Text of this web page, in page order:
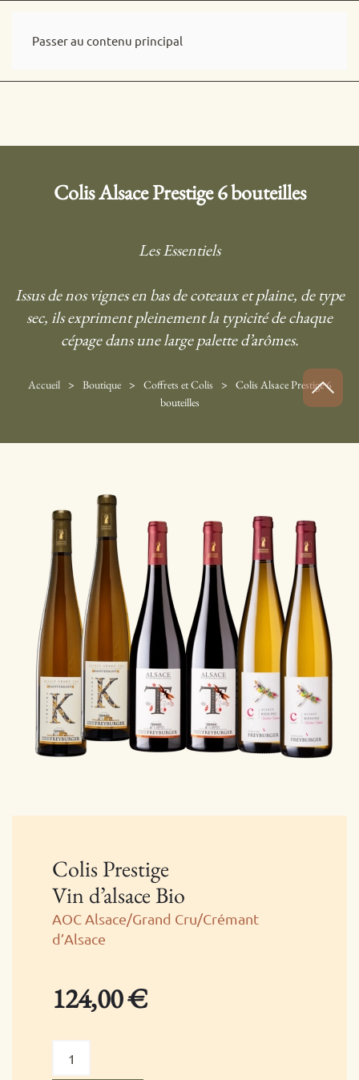
Passer au contenu principal
La boutique
Colis Alsace Prestige 6 bouteilles
Les Essentiels
Issus de nos vignes en bas de coteaux et plaine, de type
sec, ils expriment pleinement la typicité de chaque
cépage dans une large palette d’arômes.
Accueil Boutique Coffrets et Colis
Colis Alsace Prestige 6
bouteilles
Colis Prestige
Vin d’alsace Bio
AOC Alsace/Grand Cru/Crémant
d’Alsace
124,00€